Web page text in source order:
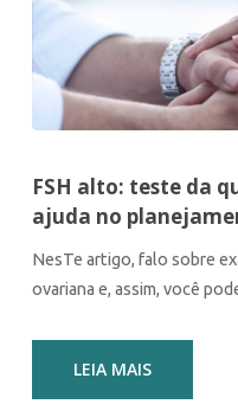
FSH alto: teste da
ajuda no
NesTe artigo, falo sobre
ovariana e, assim, você
LEIA MAIS